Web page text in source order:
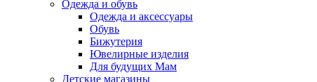
Одежда и обувь
Одежда и аксессуары
Обувь
Бижутерия
Ювелирные изделия
Для будущих Мам
Детские магазины